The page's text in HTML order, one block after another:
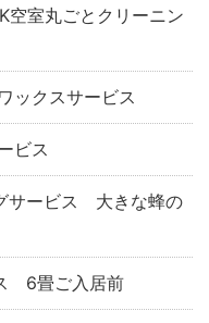
空室丸ごとクリーニン
ックスサービス
ビス
サービス 大きな蜂の
6畳ご入居前